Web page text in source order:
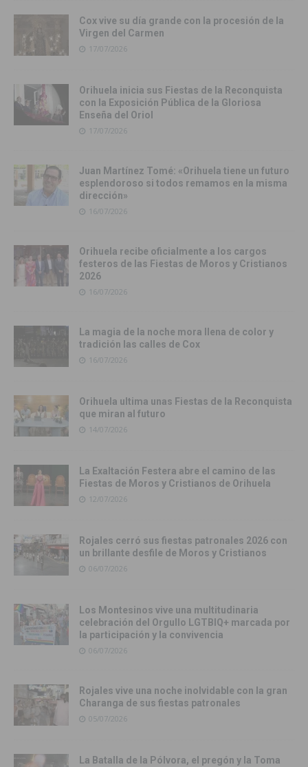
Cox vive su día grande con la procesión de la
Virgen del Carmen
17/07/2026
Orihuela inicia sus Fiestas de la Reconquista
con la Exposición Pública de la Gloriosa
Enseña del Oriol
17/07/2026
Juan Martínez Tomé: «Orihuela tiene un futuro
esplendoroso si todos remamos en la misma
dirección»
16/07/2026
Orihuela recibe oficialmente a los cargos
festeros de las Fiestas de Moros y Cristianos
2026
16/07/2026
La magia de la noche mora llena de color y
tradición las calles de Cox
16/07/2026
Orihuela ultima unas Fiestas de la Reconquista
que miran al futuro
14/07/2026
La Exaltación Festera abre el camino de las
Fiestas de Moros y Cristianos de Orihuela
12/07/2026
Rojales cerró sus fiestas patronales 2026 con
un brillante desfile de Moros y Cristianos
06/07/2026
Los Montesinos vive una multitudinaria
celebración del Orgullo LGTBIQ+ marcada por
la participación y la convivencia
06/07/2026
Rojales vive una noche inolvidable con la gran
Charanga de sus fiestas patronales
05/07/2026
La Batalla de la Pólvora, el pregón y la Toma